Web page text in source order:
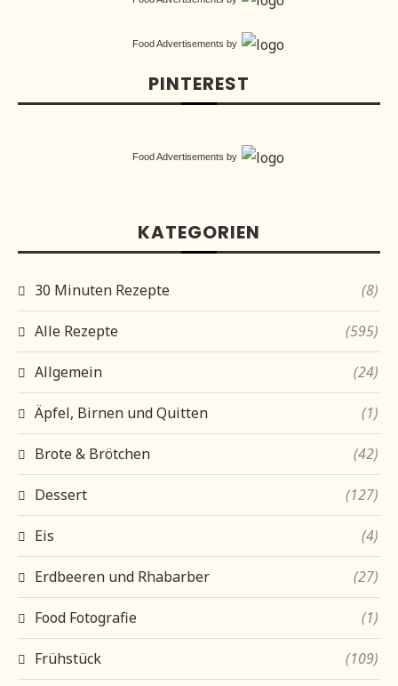
Food Advertisements by
PINTEREST
Food Advertisements by
KATEGORIEN
30 Minuten Rezepte (8)
Alle Rezepte (595)
Allgemein (24)
Äpfel, Birnen und Quitten (1)
Brote & Brötchen (42)
Dessert (127)
Eis (4)
Erdbeeren und Rhabarber (27)
Food Fotografie (1)
Frühstück (109)